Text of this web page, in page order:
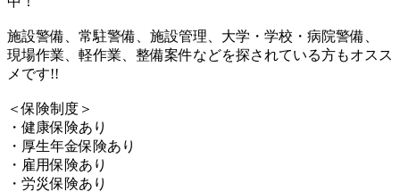
施設警備、常駐警備、施設管理、大学・学校・病院警備、
現場作業、軽作業、整備案件などを探されている方もオスス
メです!!
＜保険制度＞
・健康保険あり
・厚生年金保険あり
・雇用保険あり
・労災保険あり